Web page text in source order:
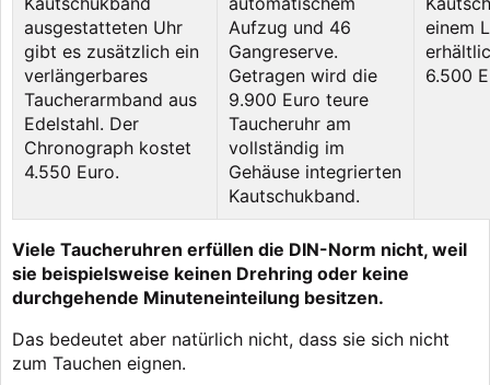
ausgestatteten Uhr
gibt es zusätzlich ein
verlängerbares
Taucherarmband aus
Edelstahl. Der
Chronograph kostet
4.550 Euro.
Aufzug und 46
Gangreserve.
Getragen wird die
9.900 Euro teure
Taucheruhr am
vollständig im
Gehäuse integrierten
Kautschukband.
einem
6.500
Viele Taucheruhren erfüllen die DIN-Norm nicht, weil
sie beispielsweise keinen Drehring oder keine
durchgehende Minuteneinteilung besitzen.
Das bedeutet aber natürlich nicht, dass sie sich nicht
zum Tauchen eignen.